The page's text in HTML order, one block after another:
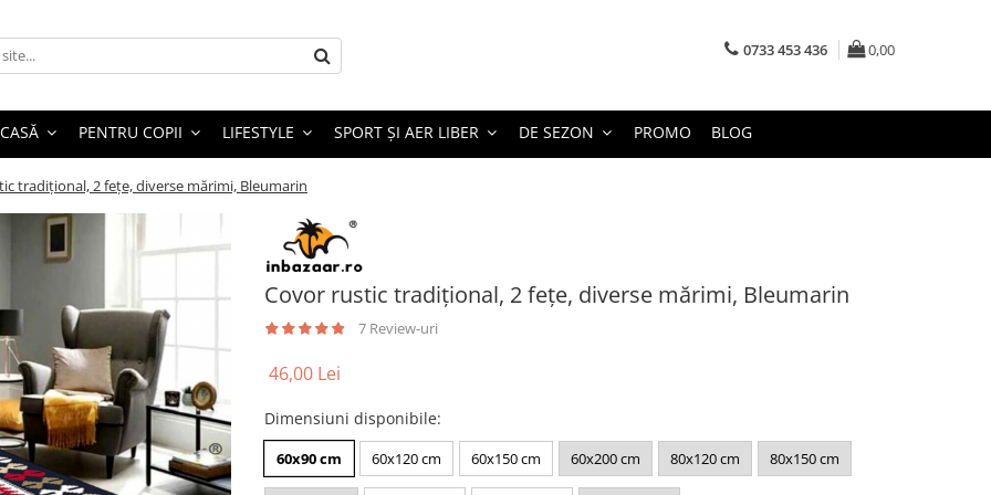
0733 453 436 0,00
PENTRU COPII LIFESTYLE SPORT ȘI AER LIBER DE SEZON PROMO BLOG
tradițional, 2 fețe, diverse mărimi, Bleumarin
Covor rustic tradițional, 2 fețe, diverse mărimi, Bleumarin
7 Review-uri
46,00 Lei
Dimensiuni disponibile:
60x90 cm 60x120 cm 60x150 cm 60x200 cm 80x120 cm 80x150 cm